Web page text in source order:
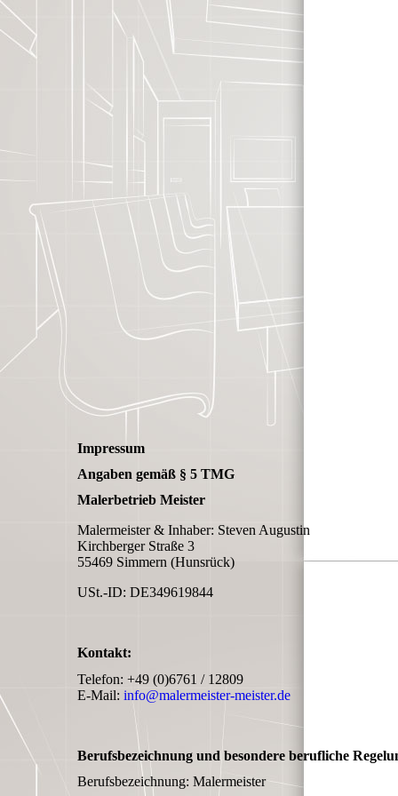
Impressum
Angaben gemäß § 5 TMG
Malerbetrieb Meister
Malermeister & Inhaber: Steven Augustin
Kirchberger Straße 3
55469 Simmern (Hunsrück)
USt.-ID: DE349619844
Kontakt:
Telefon: +49 (0)6761 / 12809
E-Mail: info@malermeister-meister.de
Berufsbezeichnung und besondere berufliche
Berufsbezeichnung: Malermeister